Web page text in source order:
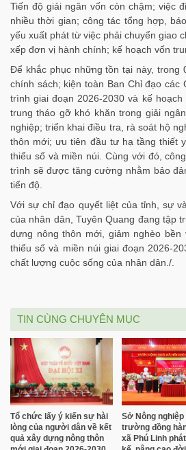
Tiến độ giải ngân vốn còn chậm; việc
nhiều thời gian; công tác tổng hợp,
yếu xuất phát từ việc phải chuyển giao
xếp đơn vị hành chính; kế hoạch vốn
Để khắc phục những tồn tại này, trong
chính sách; kiện toàn Ban Chỉ đạo
trình giai đoạn 2026-2030 và kế
trung tháo gỡ khó khăn trong giải
nghiệp; triển khai điều tra, rà soát hộ
thôn mới; ưu tiên đầu tư hạ tầng thiết
thiểu số và miền núi. Cùng với đó,
trình sẽ được tăng cường nhằm bảo
tiến độ.
Với sự chỉ đạo quyết liệt của tỉnh, sự
của nhân dân, Tuyên Quang đang tập
dựng nông thôn mới, giảm nghèo
thiểu số và miền núi giai đoạn 2026-
chất lượng cuộc sống của nhân dân./.
TIN CÙNG CHUYÊN MỤC
Tổ chức lấy ý kiến sự hài
lòng của người dân về kết
quả xây dựng nông thôn
Sở Nông nghiệp
trường đồng
xã Phú Linh